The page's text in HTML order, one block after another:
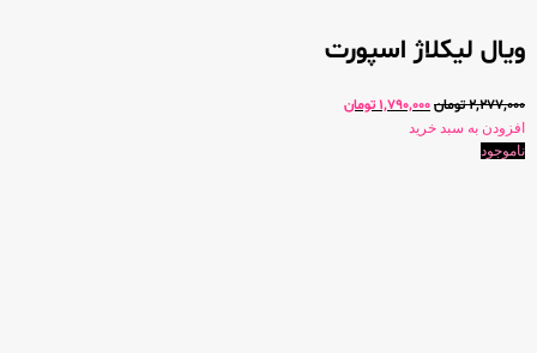
ویال لیکلاژ اسپورت
2,277,000تومان1,790,000 تومان
افزودن به سبد خرید
ناموجود